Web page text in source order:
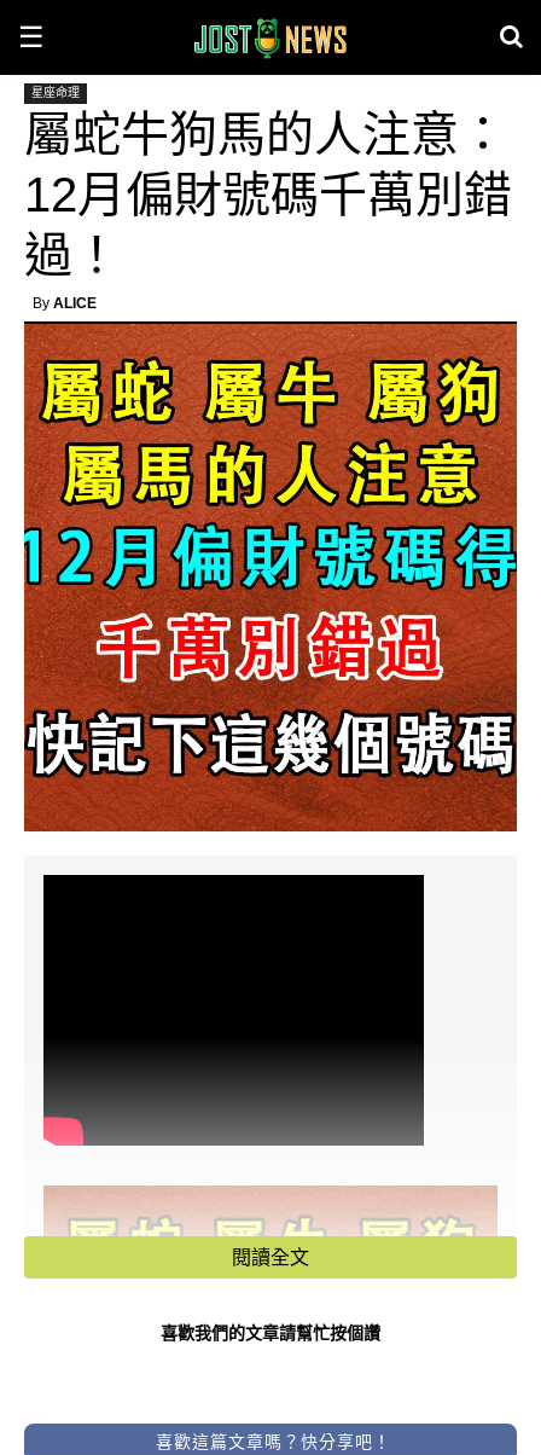
☰
星座命理
屬蛇牛狗馬的人注意：
12月偏財號碼千萬別錯
過！
By ALICE
閱讀全文
喜歡我們的文章請幫忙按個讚
喜歡這篇文章嗎？快分享吧！